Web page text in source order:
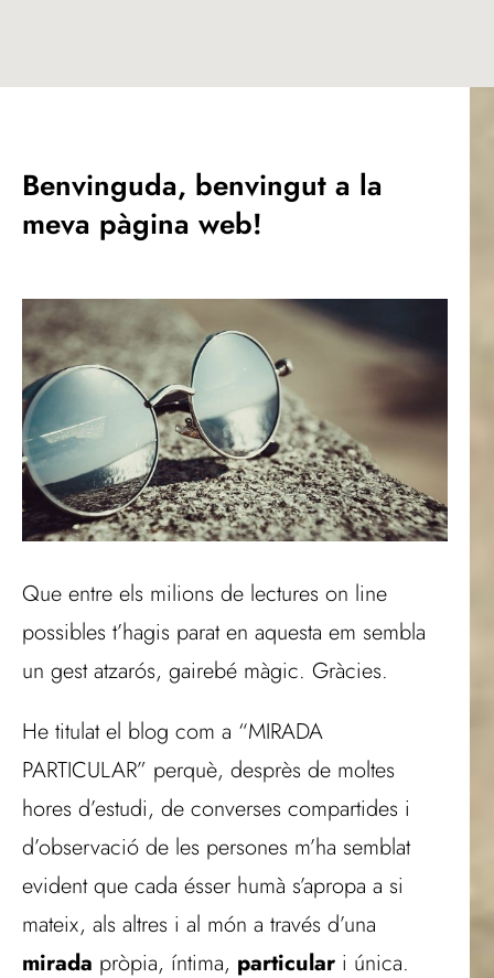
Benvinguda, benvingut a la
meva pàgina web!
Que entre els milions de lectures on line
possibles t’hagis parat en aquesta em sembla
un gest atzarós, gairebé màgic. Gràcies.
He titulat el blog com a “MIRADA
PARTICULAR” perquè, desprès de moltes
hores d’estudi, de converses compartides i
d’observació de les persones m’ha semblat
evident que cada ésser humà s’apropa a si
mateix, als altres i al món a través d’una
mirada pròpia, íntima, particular i única.